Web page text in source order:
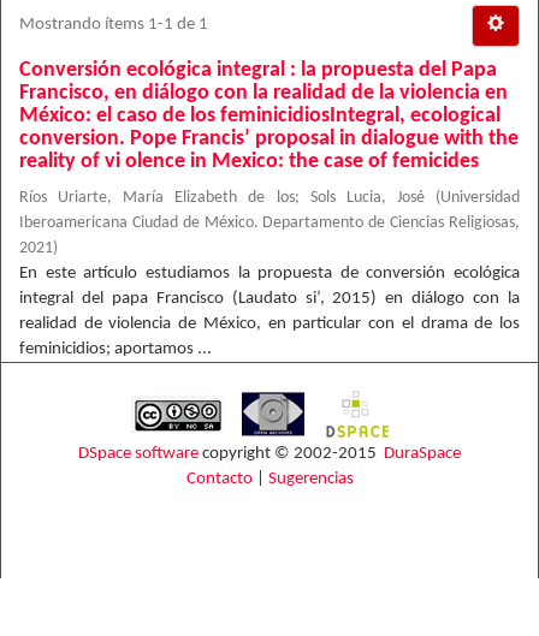
Mostrando ítems 1-1 de 1
Conversión ecológica integral : la propuesta del Papa
Francisco, en diálogo con la realidad de la violencia en
México: el caso de los feminicidiosIntegral, ecological
conversion. Pope Francis’ proposal in dialogue with the
reality of vi olence in Mexico: the case of femicides
Ríos Uriarte, María Elizabeth de los; Sols Lucia, José (Universidad
Iberoamericana Ciudad de México. Departamento de Ciencias Religiosas,
2021)
En este artículo estudiamos la propuesta de conversión ecológica
integral del papa Francisco (Laudato si’, 2015) en diálogo con la
realidad de violencia de México, en particular con el drama de los
feminicidios; aportamos ...
DSpace software copyright © 2002-2015 DuraSpace
Contacto| Sugerencias